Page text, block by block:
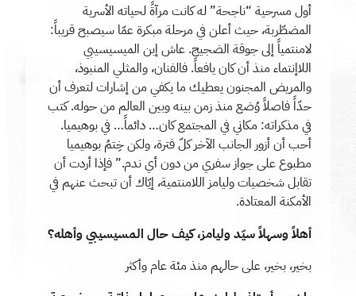
أول مسرحية “ناجحة” له كانت مرآةً لحياته الأسرية
المضطّربة، حيث أعلن في مرحلة مبكرة عمّا سيصبح قريباً:
لامنتمياً إلى جوقة الضجيج. عاش إبن الميسيسيبي
اللاإنتماء منذ أن كان يافعاً. فالفنان، والمثلي المنبوذ،
والمريض المجنون يعطيك ما يكفي من إشارات لتعرف أن
حدّاً فاصلاً وُضع منذ زمن بينه وبين العالم من حوله. كتب
في مذكراته: مكاني في المجتمع كان… دائماً… في بوهيميا.
أحب أن أزور الجانب الآخر كلّ فترة، ولكن خِتمُ بوهيميا
مطبوع على جواز سفري من دون أي ندم.” فإذا أردت أن
تقابل شخصيات وليامز اللامنتمية، إيّاك أن تبحث عنهم في
الأمكنة المعتادة.
أهلاً وسهلاً سيّد وليامز، كيف حال المسيسيبي وأهله؟
بخير، بخير، على حالهم منذ مئة عام وأكثر